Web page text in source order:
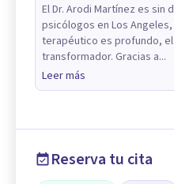
El Dr. Arodi Martínez es sin
psicólogos en Los
terapéutico es profundo,
transformador. Gracias a...
Leer más
Reserva tu cita